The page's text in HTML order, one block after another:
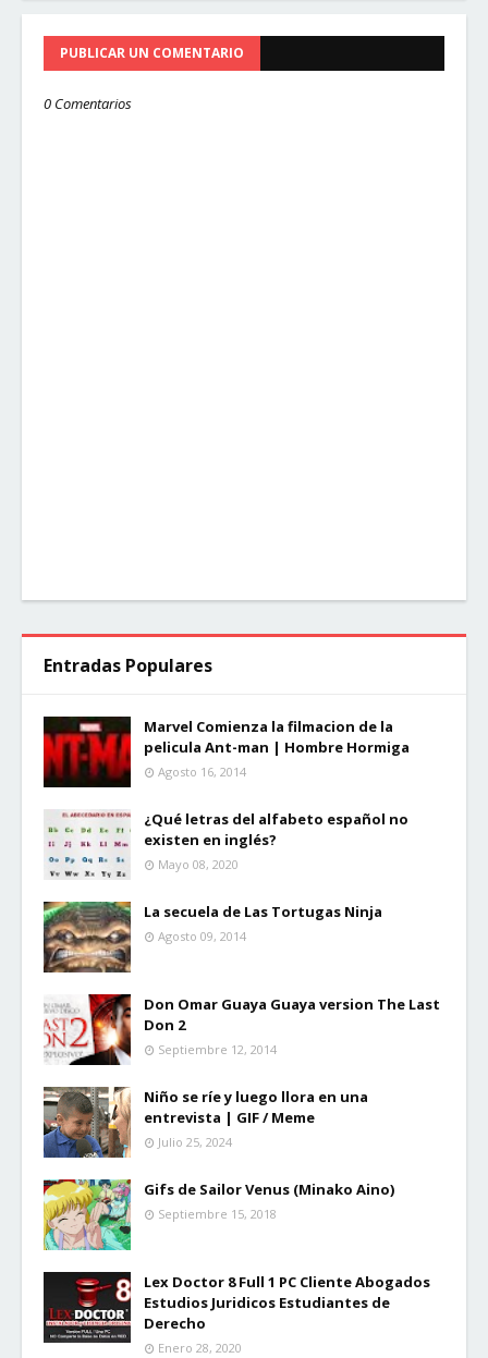
PUBLICAR UN COMENTARIO
0 Comentarios
Entradas Populares
Marvel Comienza la filmacion de la
pelicula Ant-man | Hombre Hormiga
Agosto 16, 2014
¿Qué letras del alfabeto español no
existen en inglés?
Mayo 08, 2020
La secuela de Las Tortugas Ninja
Agosto 09, 2014
Don Omar Guaya Guaya version The Last
Don 2
Septiembre 12, 2014
Niño se ríe y luego llora en una
entrevista | GIF / Meme
Julio 25, 2024
Gifs de Sailor Venus (Minako Aino)
Septiembre 15, 2018
Lex Doctor 8 Full 1 PC Cliente Abogados
Estudios Juridicos Estudiantes de
Derecho
Enero 28, 2020